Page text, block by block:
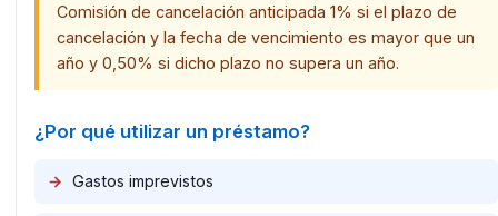
Comisión de cancelación anticipada 1% si el plazo de
cancelación y la fecha de vencimiento es mayor que un
año y 0,50% si dicho plazo no supera un año.
¿Por qué utilizar un préstamo?
→ Gastos imprevistos